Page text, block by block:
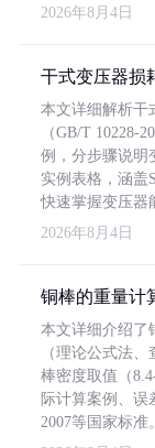
2026年8月4日
干式变压器损
本文详细解析干
（GB/T 10228-
例，分步骤说明
实例表格，涵盖
快速掌握变压器
2026年8月4日
铜棒的重量计
本文详细介绍了
（理论公式法
棒密度取值（
际计算案例、误
2007等国家标准。